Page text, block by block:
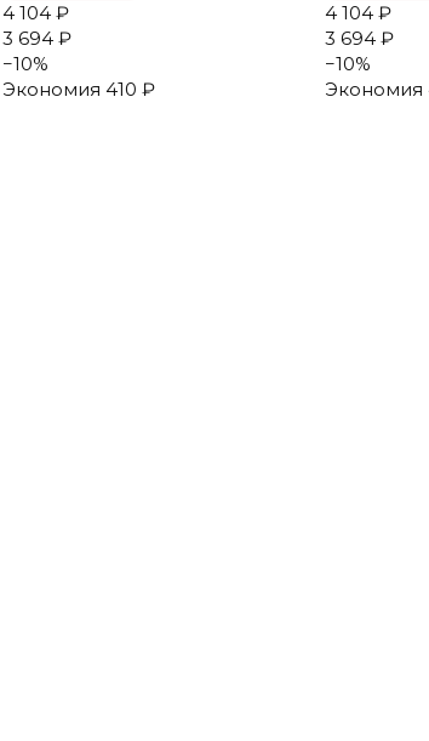
4 104 ₽
3 694 ₽
−10%
Экономия 410 ₽
4 104 ₽
3 694 ₽
−10%
Экономия